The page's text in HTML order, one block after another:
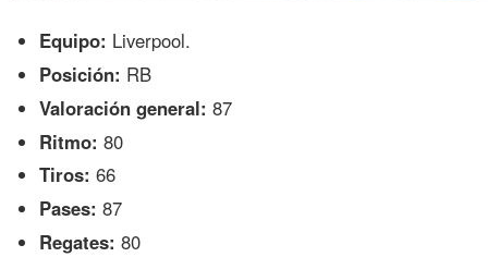
Equipo: Liverpool.
Posición: RB
Valoración general: 87
Ritmo: 80
Tiros: 66
Pases: 87
Regates: 80